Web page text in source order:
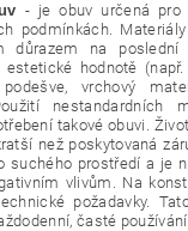
- je obuv určená pro
podmínkách.
důrazem na
estetické hodnotě
podešve, vrchový
nestandardních
takové obuvi.
než poskytovaná
suchého prostředí a je
vlivům. Na
požadavky.
časté